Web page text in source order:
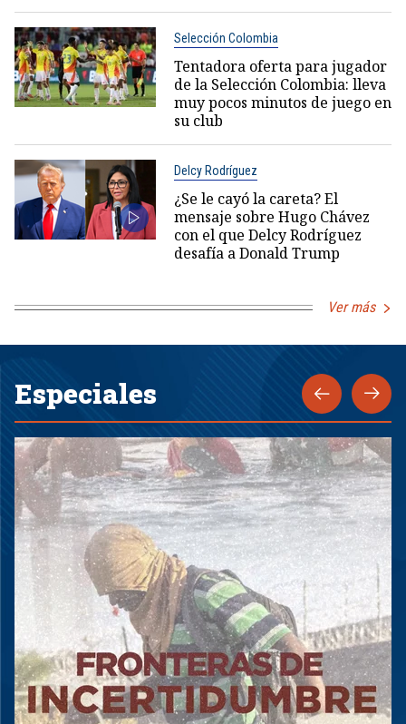
Selección Colombia
Tentadora oferta para jugador
de la Selección Colombia: lleva
muy pocos minutos de juego en
su club
Delcy Rodríguez
¿Se le cayó la careta? El
mensaje sobre Hugo Chávez
con el que Delcy Rodríguez
desafía a Donald Trump
Ver más
Especiales